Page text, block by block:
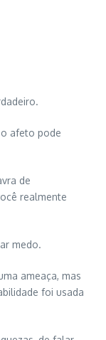
afeto pode
de
realmente
medo.
ameaça, mas
foi usada